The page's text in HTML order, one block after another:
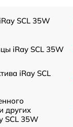
SCL 35W
iRay SCL 35W
iRay SCL
других
SCL 35W